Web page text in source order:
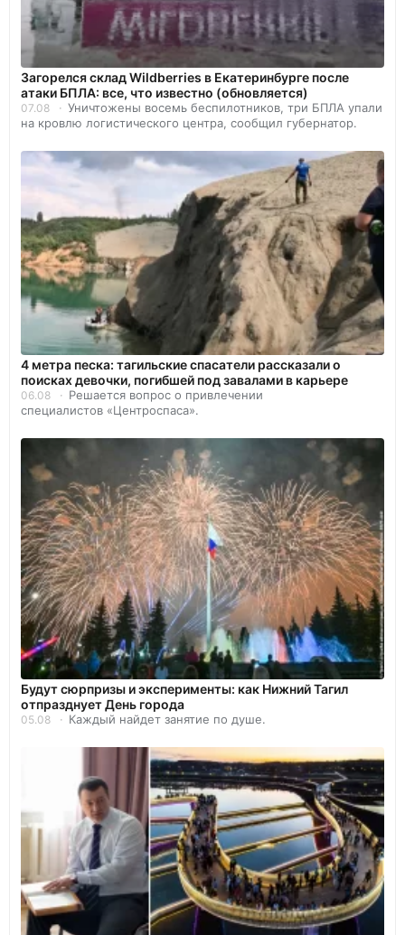
Загорелся склад Wildberries в Екатеринбурге после
атаки БПЛА: все, что известно (обновляется)
07.08
Уничтожены восемь беспилотников, три БПЛА упали
на кровлю логистического центра, сообщил губернатор.
4 метра песка: тагильские спасатели рассказали о
поисках девочки, погибшей под завалами в карьере
06.08
Решается вопрос о привлечении
специалистов «Центроспаса».
Будут сюрпризы и эксперименты: как Нижний Тагил
отпразднует День города
05.08 Каждый найдет занятие по душе.